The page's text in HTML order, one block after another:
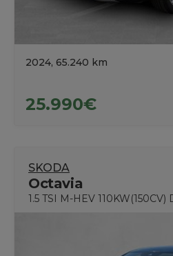
2024, 65.240 km
25.990€
SKODA
Octavia
1.5 TSI M-HEV 110KW(150CV)